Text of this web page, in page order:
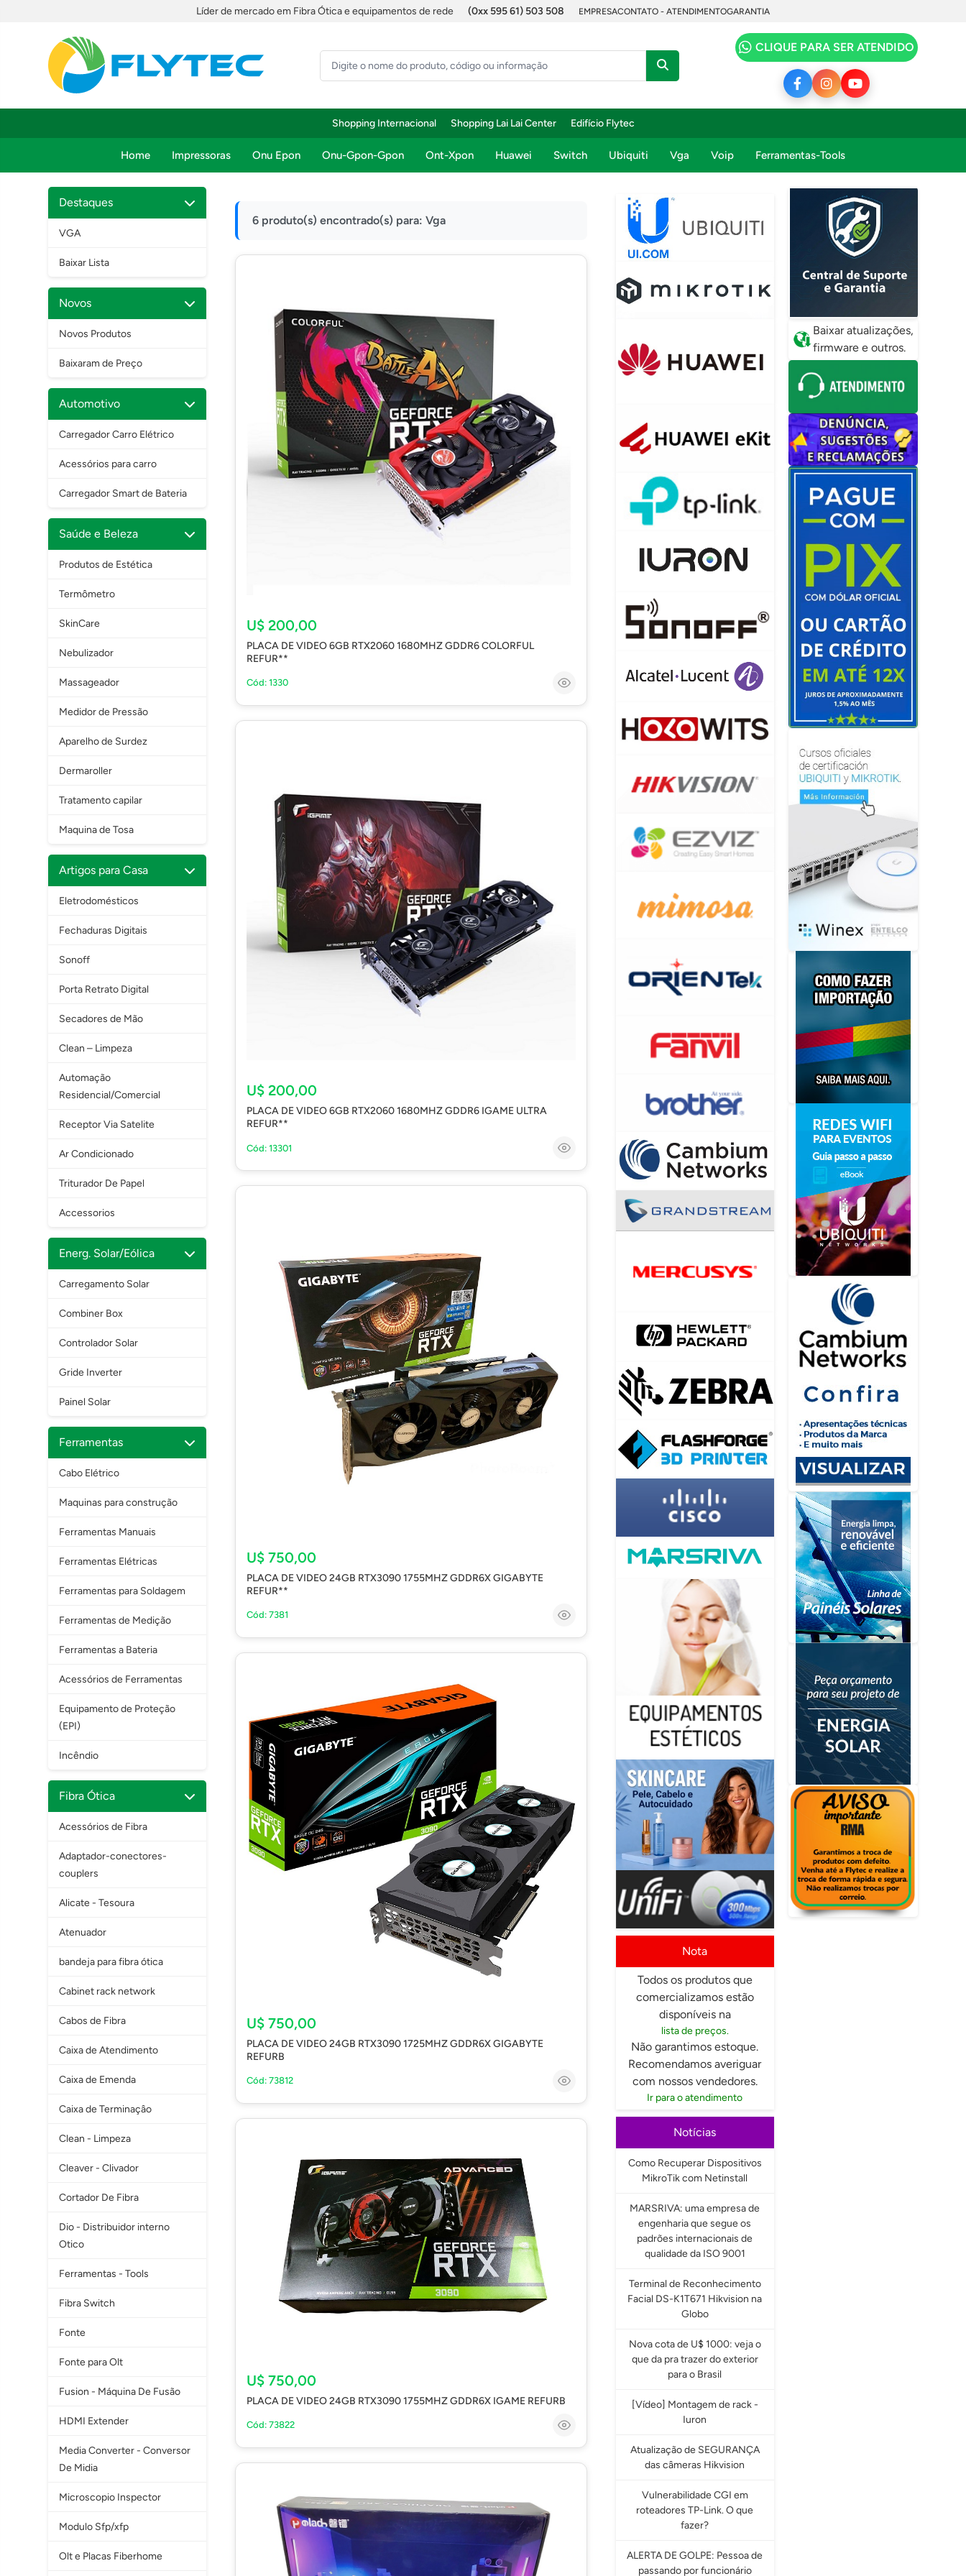
Líder de mercado em Fibra Ótica e equipamentos de rede (0xx 595 61) 503 508 EMPRESACONTATO - ATENDIMENTOGARANTIA
CLIQUE PARA SER ATENDIDO
Shopping Internacional Shopping Lai Lai Center Edifício Flytec
Home Impressoras Onu Epon Onu-Gpon-Gpon Ont-Xpon Huawei Switch Ubiquiti Vga Voip Ferramentas-Tools
Destaques
VGA
Baixar Lista
Novos
Novos Produtos
Baixaram de Preço
Automotivo
Carregador Carro Elétrico
Acessórios para carro
Carregador Smart de Bateria
Saúde e Beleza
Produtos de Estética
Termômetro
SkinCare
Nebulizador
Massageador
Medidor de Pressão
Aparelho de Surdez
Dermaroller
Tratamento capilar
Maquina de Tosa
Artigos para Casa
Eletrodomésticos
Fechaduras Digitais
Sonoff
Porta Retrato Digital
Secadores de Mão
Clean – Limpeza
Automação
Residencial/Comercial
Receptor Via Satelite
Ar Condicionado
Triturador De Papel
Accessorios
Energ. Solar/Eólica
Carregamento Solar
Combiner Box
Controlador Solar
Gride Inverter
Painel Solar
Ferramentas
Cabo Elétrico
Maquinas para construção
Ferramentas Manuais
Ferramentas Elétricas
Ferramentas para Soldagem
Ferramentas de Medição
Ferramentas a Bateria
Acessórios de Ferramentas
Equipamento de Proteção
(EPI)
Incêndio
Fibra Ótica
Acessórios de Fibra
Adaptador-conectores-
couplers
Alicate - Tesoura
Atenuador
bandeja para fibra ótica
Cabinet rack network
Cabos de Fibra
Caixa de Atendimento
Caixa de Emenda
Caixa de Terminaçâo
Clean - Limpeza
Cleaver - Clivador
Cortador De Fibra
Dio - Distribuidor interno
Otico
Ferramentas - Tools
Fibra Switch
Fonte
Fonte para Olt
Fusion - Máquina De Fusão
HDMI Extender
Media Converter - Conversor
De Midia
Microscopio Inspector
Modulo Sfp/xfp
Olt e Placas Fiberhome
6 produto(s) encontrado(s) para:Vga
U$ 200,00
PLACA DE VIDEO 6GB RTX2060 1680MHZ GDDR6 COLORFUL
REFUR**
Cód: 1330
U$ 200,00
PLACA DE VIDEO 6GB RTX2060 1680MHZ GDDR6 IGAME ULTRA
REFUR**
Cód: 13301
U$ 750,00
PLACA DE VIDEO 24GB RTX3090 1755MHZ GDDR6X GIGABYTE
REFUR**
Cód: 7381
U$ 750,00
PLACA DE VIDEO 24GB RTX3090 1725MHZ GDDR6X GIGABYTE
REFURB
Cód: 73812
U$ 750,00
PLACA DE VIDEO 24GB RTX3090 1755MHZ GDDR6X IGAME REFURB
Cód: 73822
Nota
Todos os produtos que
comercializamos estão
disponíveis na
lista de preços.
Não garantimos estoque.
Recomendamos averiguar
com nossos vendedores.
Ir para o atendimento
Notícias
Como Recuperar Dispositivos
MikroTik com Netinstall
MARSRIVA: uma empresa de
engenharia que segue os
padrões internacionais de
qualidade da ISO 9001
Terminal de Reconhecimento
Facial DS-K1T671 Hikvision na
Globo
Nova cota de U$ 1000: veja o
que da pra trazer do exterior
para o Brasil
[Vídeo] Montagem de rack -
Iuron
Atualização de SEGURANÇA
das câmeras Hikvision
Vulnerabilidade CGI em
roteadores TP-Link. O que
fazer?
ALERTA DE GOLPE: Pessoa de
passando por funcionário
Baixar atualizações,
firmware e outros.